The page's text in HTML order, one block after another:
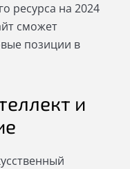
ресурса на 2024
сможет
позиции в
и